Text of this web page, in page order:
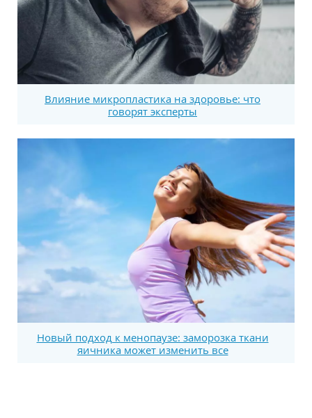
Влияние микропластика на здоровье: что
говорят эксперты
Новый подход к менопаузе: заморозка ткани
яичника может изменить все